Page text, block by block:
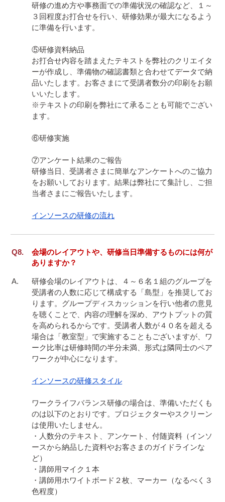
研修の進め方や事務面での準備状況の確認など、１～
３回程度お打合せを行い、研修効果が最大になるよう
に準備を行います。
⑤研修資料納品
お打合せ内容を踏まえたテキストを弊社のクリエイタ
ーが作成し、準備物の確認書類と合わせてデータで納
品いたします。お客さまにて受講者数分の印刷をお願
いいたします。
※テキストの印刷を弊社にて承ることも可能でござい
ます。
⑥研修実施
⑦アンケート結果のご報告
研修当日、受講者さまに簡単なアンケートへのご協力
をお願いしております。結果は弊社にて集計し、ご担
当者さまにご報告いたします。
インソースの研修の流れ
会場のレイアウトや、研修当日準備するものには何が
ありますか？
研修会場のレイアウトは、４～６名１組のグループを
受講者の人数に応じて構成する「島型」を推奨してお
ります。グループディスカッションを行い他者の意見
を聴くことで、内容の理解を深め、アウトプットの質
を高められるからです。受講者人数が４０名を超える
場合は「教室型」で実施することもございますが、ワ
ーク比率は研修時間の半分未満、形式は隣同士のペア
ワークが中心になります。
インソースの研修スタイル
ワークライフバランス研修の場合は、準備いただくも
のは以下のとおりです。プロジェクターやスクリーン
は使用いたしません。
・人数分のテキスト、アンケート、付随資料（インソ
ースから納品した資料やお客さまのガイドラインな
ど）
・講師用マイク１本
・講師用ホワイトボード２枚、マーカー（なるべく３
色程度）